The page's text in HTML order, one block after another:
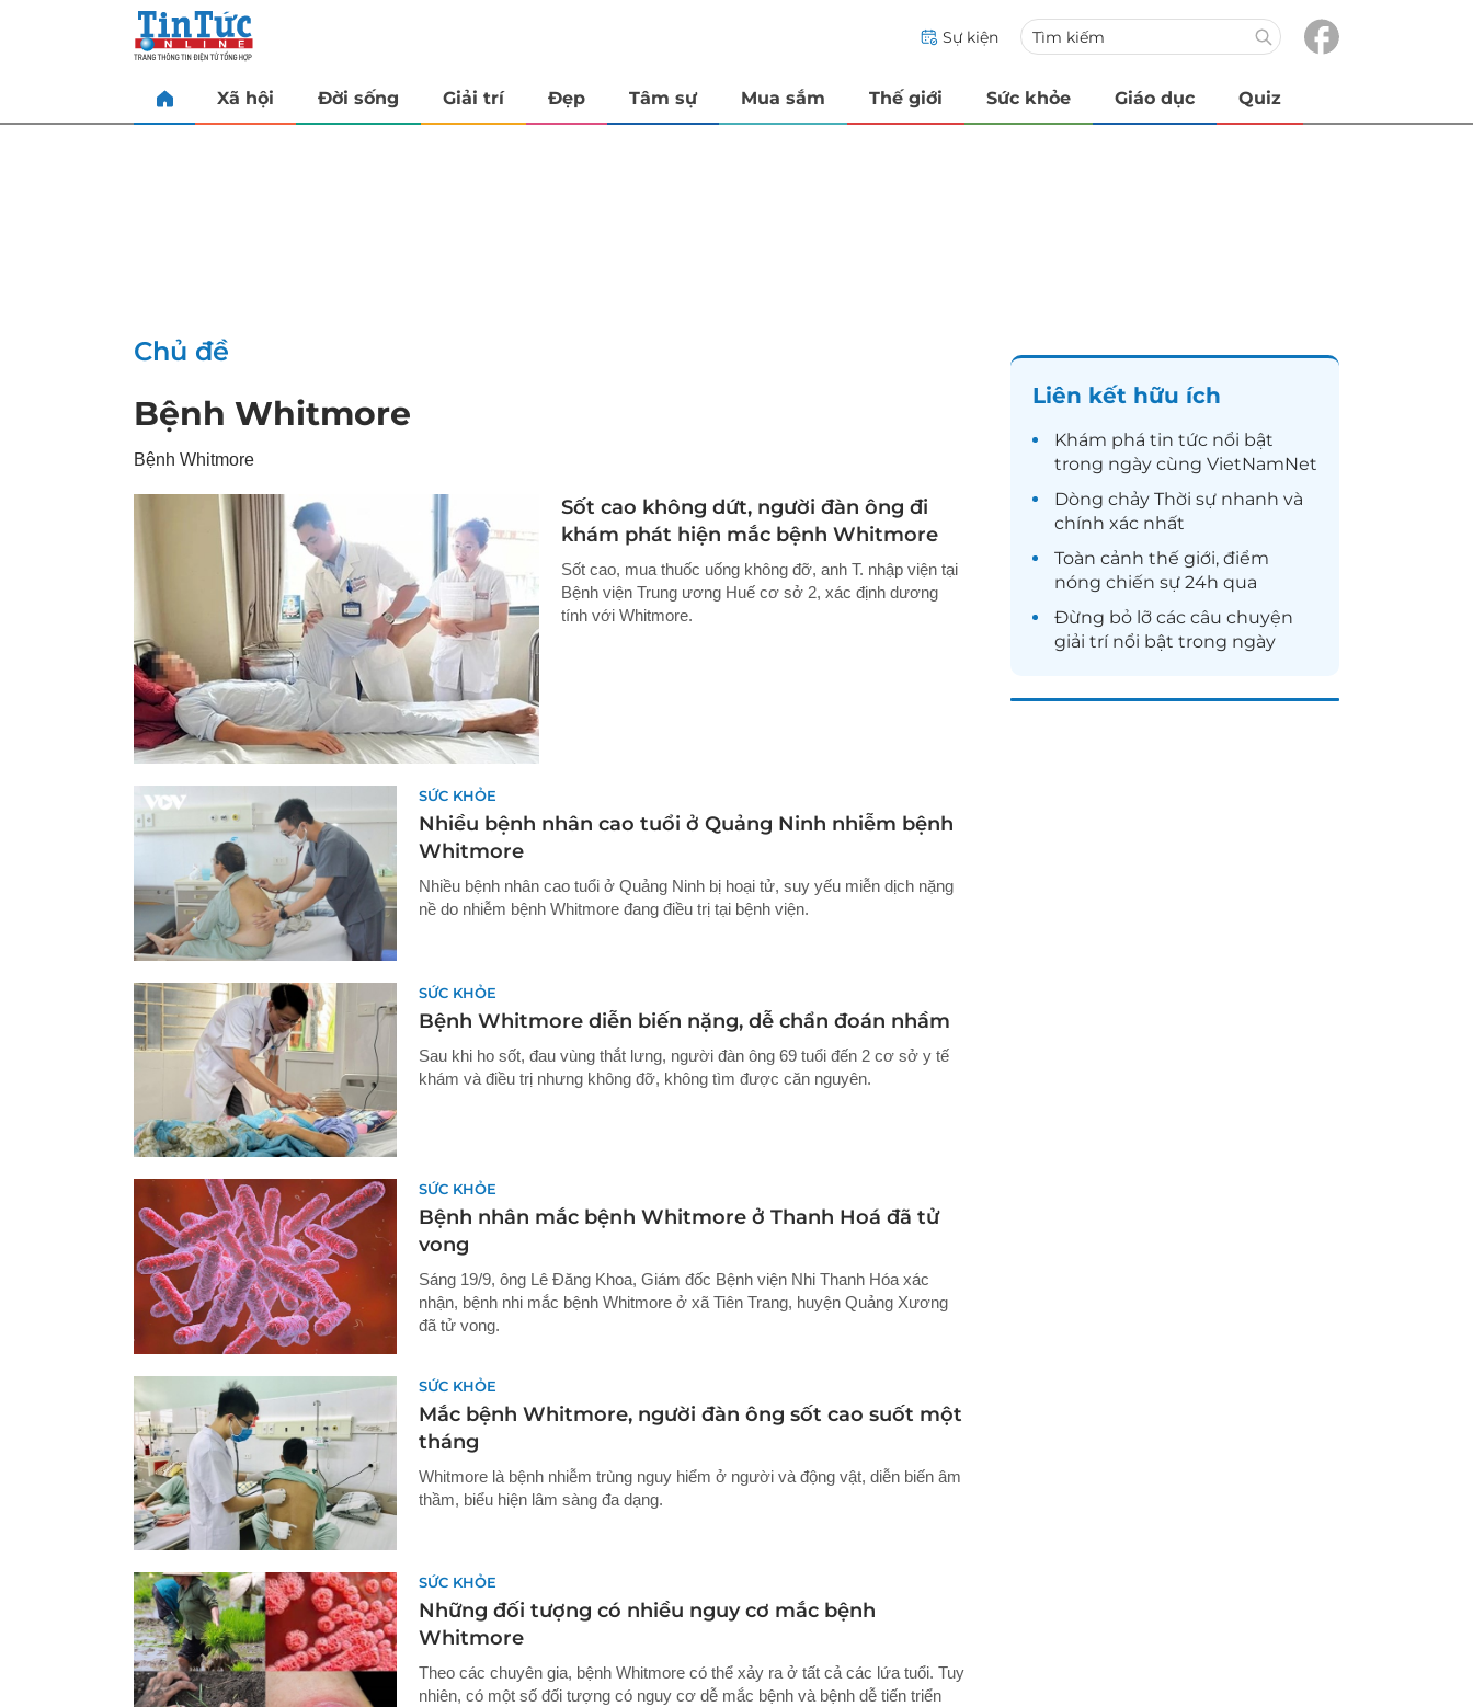
Sự kiện
Xã hội Đời sống Giải trí Đẹp Tâm sự Mua sắm Thế giới Sức khỏe Giáo dục Quiz
Chủ đề
Bệnh Whitmore
Bệnh Whitmore
Sốt cao không dứt, người đàn ông đi
khám phát hiện mắc bệnh Whitmore
Sốt cao, mua thuốc uống không đỡ, anh T. nhập viện tại
Bệnh viện Trung ương Huế cơ sở 2, xác định dương
tính với Whitmore.
SỨC KHỎE
Nhiều bệnh nhân cao tuổi ở Quảng Ninh nhiễm bệnh
Whitmore
Nhiều bệnh nhân cao tuổi ở Quảng Ninh bị hoại tử, suy yếu miễn dịch nặng
nề do nhiễm bệnh Whitmore đang điều trị tại bệnh viện.
SỨC KHỎE
Bệnh Whitmore diễn biến nặng, dễ chẩn đoán nhầm
Sau khi ho sốt, đau vùng thắt lưng, người đàn ông 69 tuổi đến 2 cơ sở y tế
khám và điều trị nhưng không đỡ, không tìm được căn nguyên.
SỨC KHỎE
Bệnh nhân mắc bệnh Whitmore ở Thanh Hoá đã tử
vong
Sáng 19/9, ông Lê Đăng Khoa, Giám đốc Bệnh viện Nhi Thanh Hóa xác
nhận, bệnh nhi mắc bệnh Whitmore ở xã Tiên Trang, huyện Quảng Xương
đã tử vong.
SỨC KHỎE
Mắc bệnh Whitmore, người đàn ông sốt cao suốt một
tháng
Whitmore là bệnh nhiễm trùng nguy hiểm ở người và động vật, diễn biến âm
thầm, biểu hiện lâm sàng đa dạng.
SỨC KHỎE
Những đối tượng có nhiều nguy cơ mắc bệnh
Whitmore
Theo các chuyên gia, bệnh Whitmore có thể xảy ra ở tất cả các lứa tuổi. Tuy
nhiên, có một số đối tượng có nguy cơ dễ mắc bệnh và bệnh dễ tiến triển
Liên kết hữu ích
Khám phá tin tức nổi bật
trong ngày cùng VietNamNet
Dòng chảy Thời sự nhanh và
chính xác nhất
Toàn cảnh thế giới, điểm
nóng chiến sự 24h qua
Đừng bỏ lỡ các câu chuyện
giải trínổi bật trong ngày